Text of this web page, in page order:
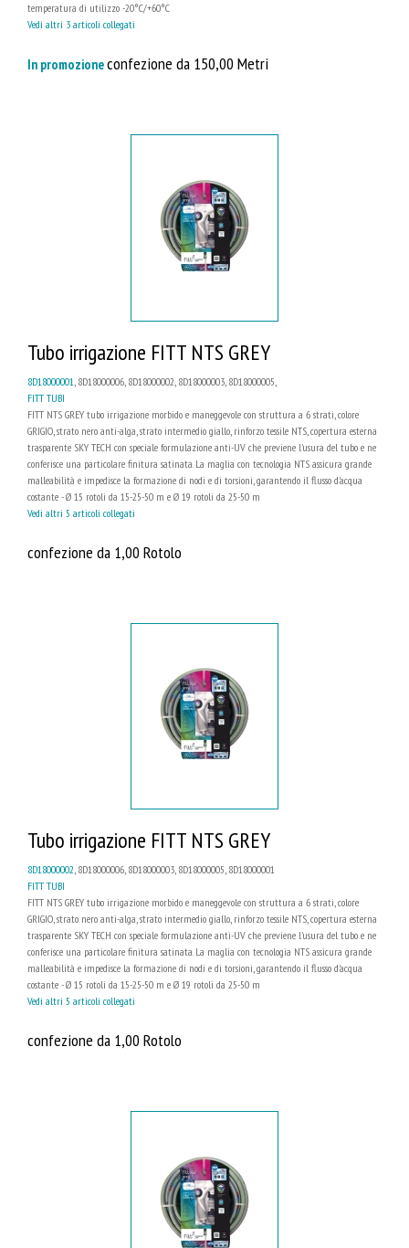
temperatura di utilizzo -20°C/+60°C
Vedi altri 3 articoli collegati
In promozioneconfezione da 150,00 Metri
Tubo irrigazione FITT NTS GREY
8D18000001 , 8D18000006, 8D18000002, 8D18000003, 8D18000005,
FITT TUBI
FITT NTS GREY tubo irrigazione morbido e maneggevole con struttura a 6 strati, colore
GRIGIO, strato nero anti-alga, strato intermedio giallo, rinforzo tessile NTS, copertura esterna
trasparente SKY TECH con speciale formulazione anti-UV che previene l’usura del tubo e ne
conferisce una particolare finitura satinata. La maglia con tecnologia NTS assicura grande
malleabilità e impedisce la formazione di nodi e di torsioni, garantendo il flusso d'acqua
costante - Ø 15 rotoli da 15-25-50 m e Ø 19 rotoli da 25-50 m
Vedi altri 5 articoli collegati
confezione da 1,00 Rotolo
Tubo irrigazione FITT NTS GREY
8D18000002, 8D18000006, 8D18000003, 8D18000005, 8D18000001
FITT TUBI
FITT NTS GREY tubo irrigazione morbido e maneggevole con struttura a 6 strati, colore
GRIGIO, strato nero anti-alga, strato intermedio giallo, rinforzo tessile NTS, copertura esterna
trasparente SKY TECH con speciale formulazione anti-UV che previene l’usura del tubo e ne
conferisce una particolare finitura satinata. La maglia con tecnologia NTS assicura grande
malleabilità e impedisce la formazione di nodi e di torsioni, garantendo il flusso d'acqua
costante - Ø 15 rotoli da 15-25-50 m e Ø 19 rotoli da 25-50 m
Vedi altri 5 articoli collegati
confezione da 1,00 Rotolo